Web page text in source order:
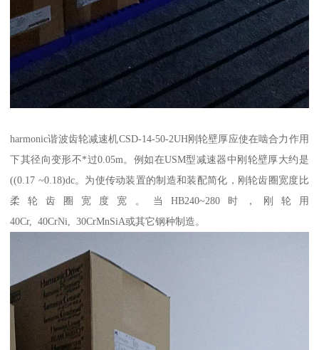
harmonic谐波齿轮减速机CSD-14-50-2UH刚轮壁厚应使在啮合力作用
下其径向变形不*过0.05m。例如在USM型减速器中刚轮壁厚大约是
((0.17 ~0.18)dc。为使传动装置的制造和装配简化，刚轮齿圈宽度比
柔轮齿圈宽度宽。当HB240~280时，刚轮用
40Cr, 40CrNi, 30CrMnSiA或其它钢种制造。